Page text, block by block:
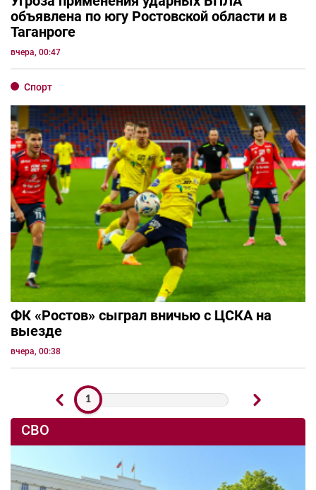
объявлена по югу Ростовской области и в
Таганроге
вчера, 00:47
Спорт
ФК «Ростов» сыграл вничью с ЦСКА на
выезде
вчера, 00:38
1
СВО